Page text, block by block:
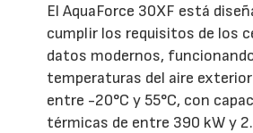
El AquaForce 30XF está
cumplir los requisitos de los
datos modernos,
temperaturas del aire
entre -20°C y 55°C, con
térmicas de entre 390 kW y